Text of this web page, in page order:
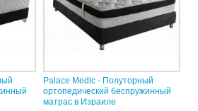
Palace Medic - Полуторный
ортопедический беспружинный
матрас в Израиле